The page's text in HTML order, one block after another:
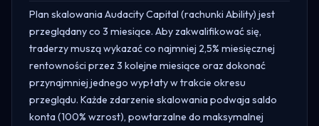
Plan skalowania Audacity Capital (rachunki Ability) jest
przeglądany co 3 miesiące. Aby zakwalifikować się,
traderzy muszą wykazać co najmniej 2,5% miesięcznej
rentowności przez 3 kolejne miesiące oraz dokonać
przynajmniej jednego wypłaty w trakcie okresu
przeglądu. Każde zdarzenie skalowania podwaja saldo
konta (100% wzrost), powtarzalne do maksymalnej